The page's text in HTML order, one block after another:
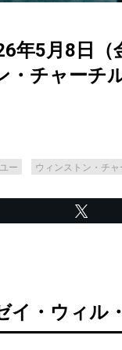
5月8日（
チャーチ
ー ウィンストン・チャ
イ・ウィル